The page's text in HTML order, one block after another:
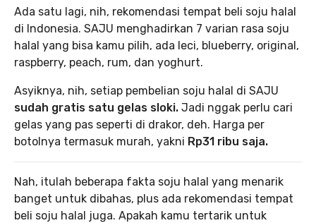
Ada satu lagi, nih, rekomendasi tempat beli soju halal
di Indonesia. SAJU menghadirkan 7 varian rasa soju
halal yang bisa kamu pilih, ada leci, blueberry, original,
raspberry, peach, rum, dan yoghurt.
Asyiknya, nih, setiap pembelian soju halal di SAJU
sudah gratis satu gelas sloki. Jadi nggak perlu cari
gelas yang pas seperti di drakor, deh. Harga per
botolnya termasuk murah, yakni Rp31 ribu saja.
Nah, itulah beberapa fakta soju halal yang menarik
banget untuk dibahas, plus ada rekomendasi tempat
beli soju halal juga. Apakah kamu tertarik untuk